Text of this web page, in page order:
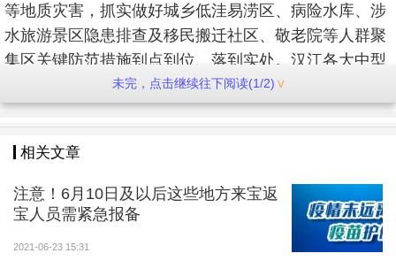
等地质灾害，抓实做好城乡低洼易涝区、病险水库、涉
水旅游景区隐患排查及移民搬迁社区、敬老院等人群聚
集区关键防范措施到点到位、落到实处。汉江各大中型
水库及小型水库要严格落实汛期汛限管理，提前准确预
测入库流量，坚持泄早、泄小、泄常，科学有效错峰削
严明纪律，强化24小时应急值班值守，从严从细做好各
项防范工作，全力确保防汛安全、人民安全。
未完，点击继续往下阅读(1/2)
相关文章
注意！6月10日及以后这些地方来宝返
宝人员需紧急报备
2021-06-23 15:31